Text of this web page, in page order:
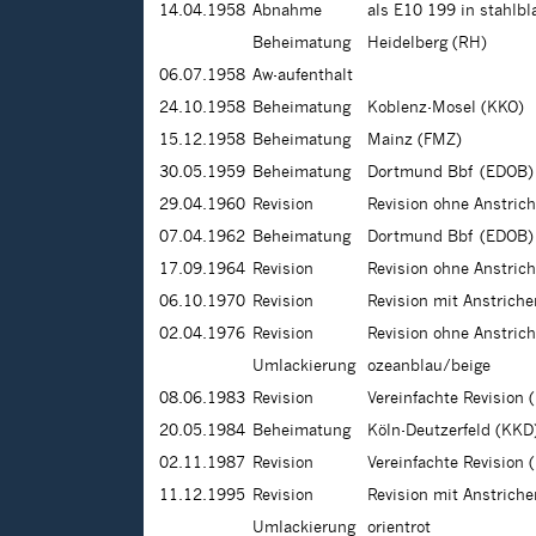
14.04.1958 Abnahme
als E10 199 in
Beheimatung
Heidelberg (RH)
06.07.1958 Aw-aufenthalt
24.10.1958 Beheimatung
Koblenz-Mosel (KKO)
15.12.1958 Beheimatung
Mainz (FMZ)
30.05.1959 Beheimatung
Dortmund Bbf (EDOB)
29.04.1960 Revision
Revision ohne
07.04.1962 Beheimatung
Dortmund Bbf (EDOB)
17.09.1964 Revision
Revision ohne
06.10.1970 Revision
Revision mit
02.04.1976 Revision
Revision ohne
Umlackierung
ozeanblau/beige
08.06.1983 Revision
Vereinfachte Revision
20.05.1984 Beheimatung
Köln-Deutzerfeld
02.11.1987
Revision
Vereinfachte Revision
11.12.1995 Revision
Revision mit
Umlackierung
orientrot